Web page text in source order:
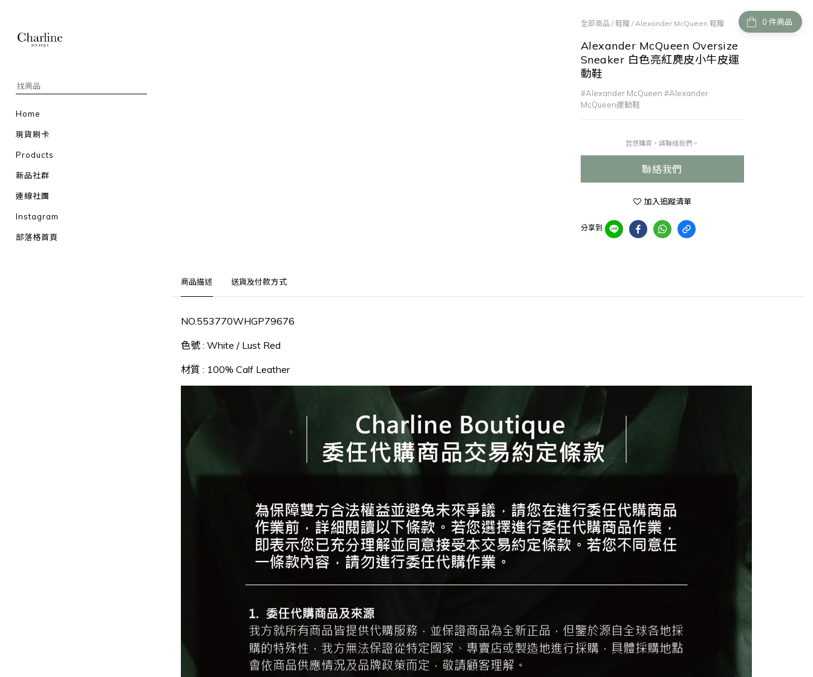
Home
現貨刷卡
Products
新品社群
連線社團
Instagram
部落格首頁
件商品
全部商品 /鞋履 /Alexander McQueen 鞋履
Alexander McQueen Oversize
Sneaker 白色亮紅麂皮小牛皮運
動鞋
#Alexander McQueen #Alexander
McQueen運動鞋
若想購買，請聯絡我們。
聯絡我們
加入追蹤清單
分享到
商品描述 送貨及付款方式
NO.553770WHGP79676
色號 : White / Lust Red
材質 : 100% Calf Leather